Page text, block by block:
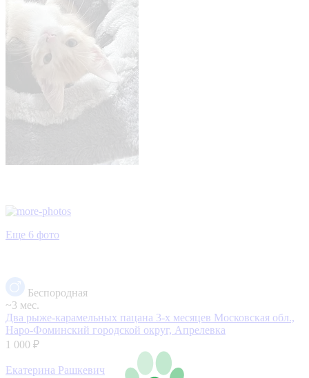
Еще 6 фото
Беспородная
~3 мес.
Два рыже-карамельных пацана 3-х месяцев Московская обл.,
Наро-Фоминский городской округ, Апрелевка
1 000 ₽
Екатерина Рашкевич